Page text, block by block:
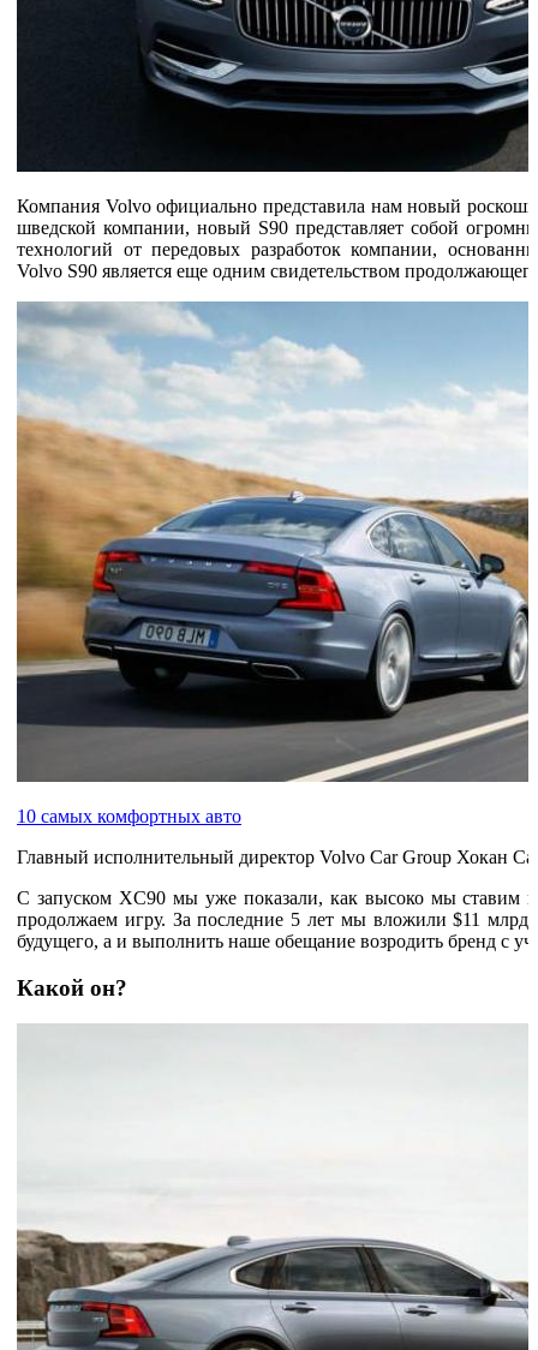
Компания Volvo официально представила нам новый
шведской компании, новый S90 представляет собой
технологий от передовых разработок компании,
Volvo S90 является еще одним свидетельством
10 самых комфортных авто
Главный исполнительный директор Volvo Car Group Хокан
С запуском XC90 мы уже показали, как высоко мы ставим
продолжаем игру. За последние 5 лет мы вложили $11
будущего, а и выполнить наше обещание возродить бренд с
Какой он?